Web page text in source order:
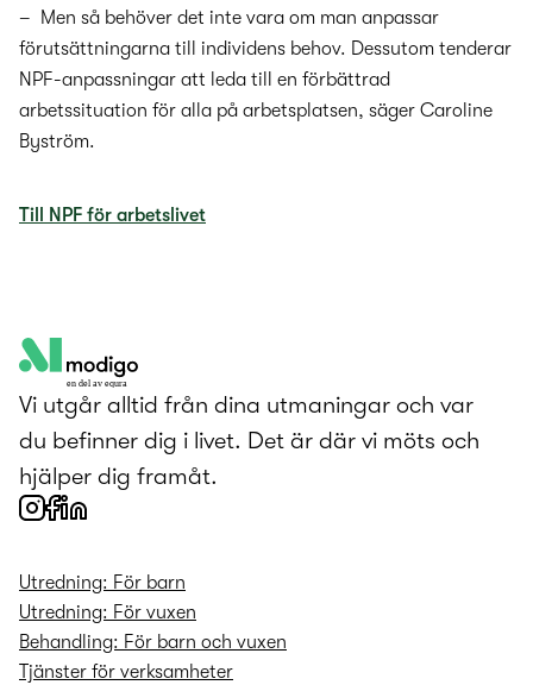
– Men så behöver det inte vara om man anpassar
förutsättningarna till individens behov. Dessutom tenderar
NPF-anpassningar att leda till en förbättrad
arbetssituation för alla på arbetsplatsen, säger Caroline
Byström.
Till NPF för arbetslivet
en del av equra
Vi utgår alltid från dina utmaningar och var
du befinner dig i livet. Det är där vi möts och
hjälper dig framåt.
Utredning: För barn
Utredning: För vuxen
Behandling: För barn och vuxen
Tjänster för verksamheter